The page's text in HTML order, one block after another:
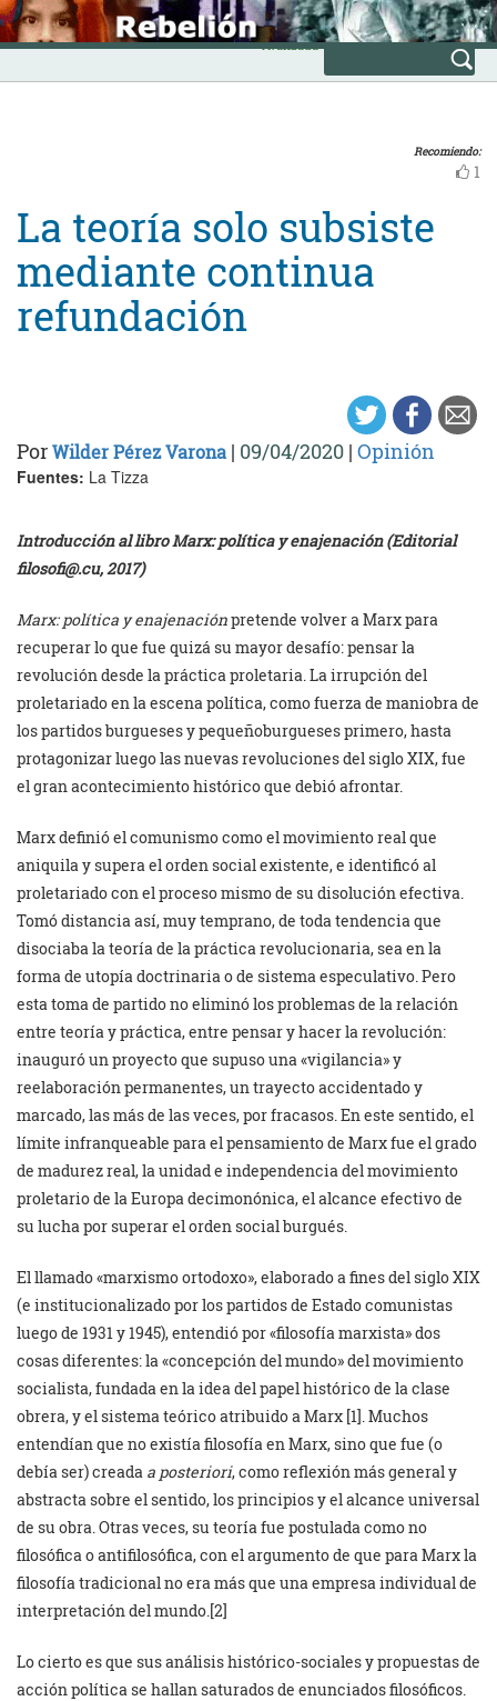
Skip
to
content
INICIO
Avanzada
Recomiendo:
1
La teoría solo subsiste
mediante continua
refundación
PorWilder Pérez Varona | 09/04/2020 | Opinión
Fuentes: La Tizza
Introducción al libroMarx: política y enajenación(Editorial
filosofi@.cu, 2017)
Marx: política y enajenaciónpretende volver a Marx para
recuperar lo que fue quizá su mayor desafío: pensar la
revolución desde la práctica proletaria. La irrupción del
proletariado en la escena política, como fuerza de maniobra de
los partidos burgueses y pequeñoburgueses primero, hasta
protagonizar luego las nuevas revoluciones del siglo XIX, fue
el gran acontecimiento histórico que debió afrontar.
Marx definió el comunismo como el movimiento real que
aniquila y supera el orden social existente, e identificó al
proletariado con el proceso mismo de su disolución efectiva.
Tomó distancia así, muy temprano, de toda tendencia que
disociaba la teoría de la práctica revolucionaria, sea en la
forma de utopía doctrinaria o de sistema especulativo. Pero
esta toma de partido no eliminó los problemas de la relación
entre teoría y práctica, entre pensar y hacer la revolución:
inauguró un proyecto que supuso una «vigilancia» y
reelaboración permanentes, un trayecto accidentado y
marcado, las más de las veces, por fracasos. En este sentido, el
límite infranqueable para el pensamiento de Marx fue el grado
de madurez real, la unidad e independencia del movimiento
proletario de la Europa decimonónica, el alcance efectivo de
su lucha por superar el orden social burgués.
El llamado «marxismo ortodoxo», elaborado a fines del siglo XIX
(e institucionalizado por los partidos de Estado comunistas
luego de 1931 y 1945), entendió por «filosofía marxista» dos
cosas diferentes: la «concepción del mundo» del movimiento
socialista, fundada en la idea del papel histórico de la clase
obrera, y el sistema teórico atribuido a Marx [1]. Muchos
entendían que no existía filosofía en Marx, sino que fue (o
debía ser) creada a posteriori, como reflexión más general y
abstracta sobre el sentido, los principios y el alcance universal
de su obra. Otras veces, su teoría fue postulada como no
filosófica o antifilosófica, con el argumento de que para Marx la
filosofía tradicional no era más que una empresa individual de
interpretación del mundo.[2]
Lo cierto es que sus análisis histórico-sociales y propuestas de
acción política se hallan saturados de enunciados filosóficos.